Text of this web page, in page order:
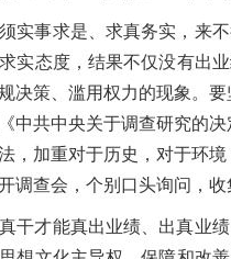
实事求是、求真务实，来
实态度，结果不仅没有出
决策、滥用权力的现象。
中共中央关于调查研究的
，加重对于历史，对于环
调查会，个别口头询问，
干才能真出业绩、出真业